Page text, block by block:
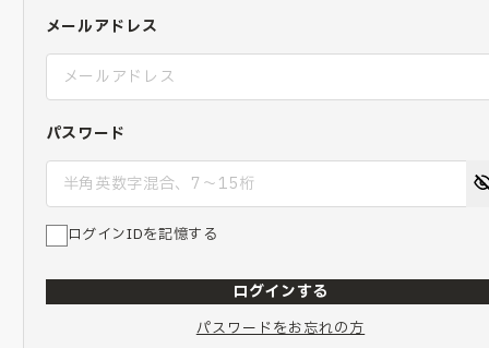
メールアドレス
パスワード
ログインIDを記憶する
ログインする
パスワードをお忘れの方